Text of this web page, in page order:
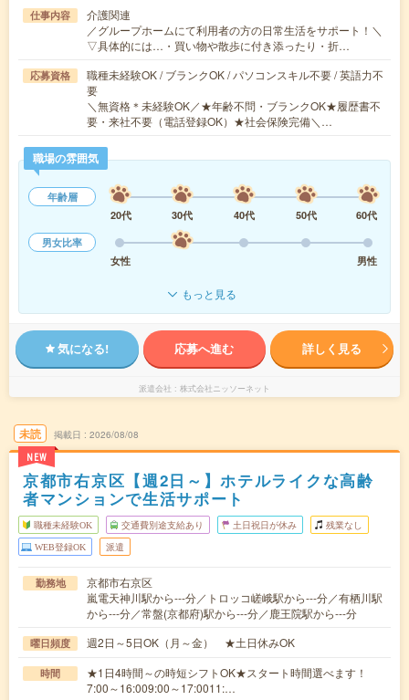
仕事内容
介護関連
／グループホームにて利用者の方の日常生活をサポート！＼
▽具体的には…・買い物や散歩に付き添ったり・折…
応募資格
職種未経験OK / ブランクOK / パソコンスキル不要 / 英語力不
要
＼無資格＊未経験OK／★年齢不問・ブランクOK★履歴書不
要・来社不要（電話登録OK）★社会保険完備＼…
職場の雰囲気
年齢層
20代
30代 40代 50代
60代
男女比率
女性
男性
もっと見る
気になる! 応募へ進む 詳しく見る
派遣会社 株式会社ニッソーネット
未読
NEW
掲載日 2026/08/08
京都市右京区【週2日～】ホテルライクな高齢
者マンションで生活サポート
職種未経験OK 交通費別途支給あり 土日祝日が休み 残業なし
WEB登録OK 派遣
勤務地
京都市右京区
嵐電天神川駅から---分／トロッコ嵯峨駅から---分／有栖川駅
から---分／常盤(京都府)駅から---分／鹿王院駅から---分
曜日頻度 週2日～5日OK（月～金） ★土日休みOK
時間
★1日4時間～の時短シフトOK★スタート時間選べます！
7:00～16:009:00～17:0011:…